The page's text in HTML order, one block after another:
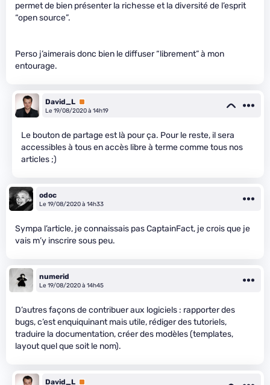
permet de bien présenter la richesse et la diversité de l’esprit
“open source”.
Perso j’aimerais donc bien le diffuser “librement” à mon
entourage.
David_L Premium
Le 19/08/2020 à 14h19
Le bouton de partage est là pour ça. Pour le reste, il sera
accessibles à tous en accès libre à terme comme tous nos
articles ;)
odoc
Le 19/08/2020 à 14h33
Sympa l’article, je connaissais pas CaptainFact, je crois que je
vais m’y inscrire sous peu.
numerid
Le 19/08/2020 à 14h45
D’autres façons de contribuer aux logiciels : rapporter des
bugs, c’est enquiquinant mais utile, rédiger des tutoriels,
traduire la documentation, créer des modèles (templates,
layout quel que soit le nom).
David_L Premium